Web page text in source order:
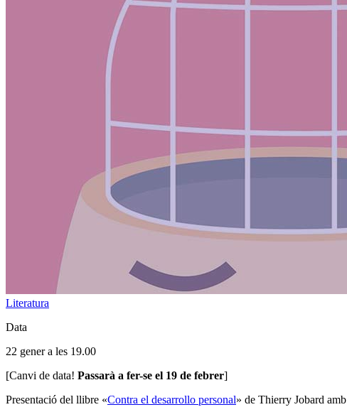
Literatura
Data
22 gener a les 19.00
[Canvi de data! Passarà a fer-se el 19 de febrer]
Presentació del llibre «Contra el desarrollo personal» de Thierry Jobard